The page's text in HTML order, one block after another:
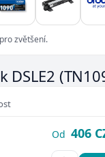
zvětšení.
DSLE2
Od 406